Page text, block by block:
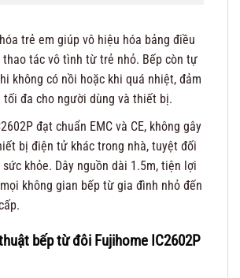
trẻ em giúp vô hiệu hóa bảng điều
thao tác vô tình từ trẻ nhỏ. Bếp còn tự
không có nồi hoặc khi quá nhiệt, đảm
tối đa cho người dùng và thiết bị.
đạt chuẩn EMC và CE, không gây
bị điện tử khác trong nhà, tuyệt đối
khỏe. Dây nguồn dài 1.5m, tiện lợi
không gian bếp từ gia đình nhỏ đến
bếp từ đôi Fujihome IC2602P